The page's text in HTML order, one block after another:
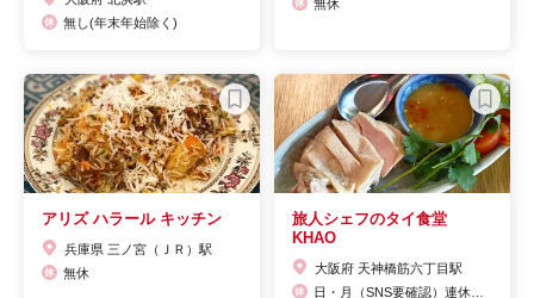
無し(年末年始除く)
無休
アリズ ハラール キッチン
兵庫県 三ノ宮（ＪＲ）駅
無休
旅人シェフのタイ食堂
KHAO
大阪府 天神橋筋六丁目駅